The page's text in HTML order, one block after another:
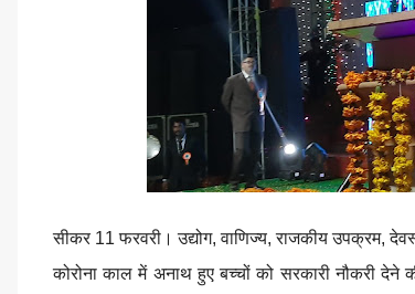
सीकर 11 फरवरी। उद्योग, वाणिज्य, राजकीय उपक्रम,
कोरोना काल में अनाथ हुए बच्चों को सरकारी नौकरी